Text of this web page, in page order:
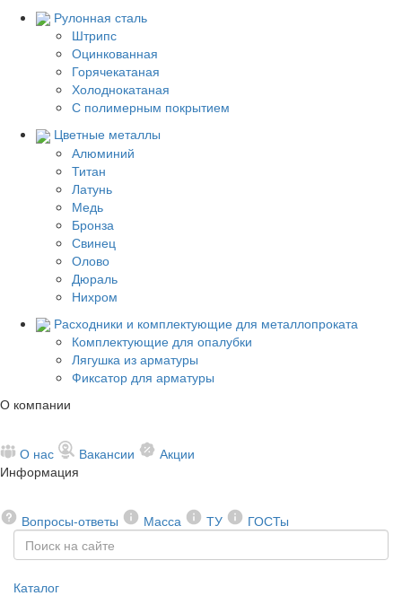
Рулонная сталь
Штрипс
Оцинкованная
Горячекатаная
Холоднокатаная
С полимерным покрытием
Цветные металлы
Алюминий
Титан
Латунь
Медь
Бронза
Свинец
Олово
Дюраль
Нихром
Расходники и комплектующие для металлопроката
Комплектующие для опалубки
Лягушка из арматуры
Фиксатор для арматуры
О компании
О нас Вакансии
Акции
Информация
Вопросы-ответы Масса ТУ ГОСТы
Каталог